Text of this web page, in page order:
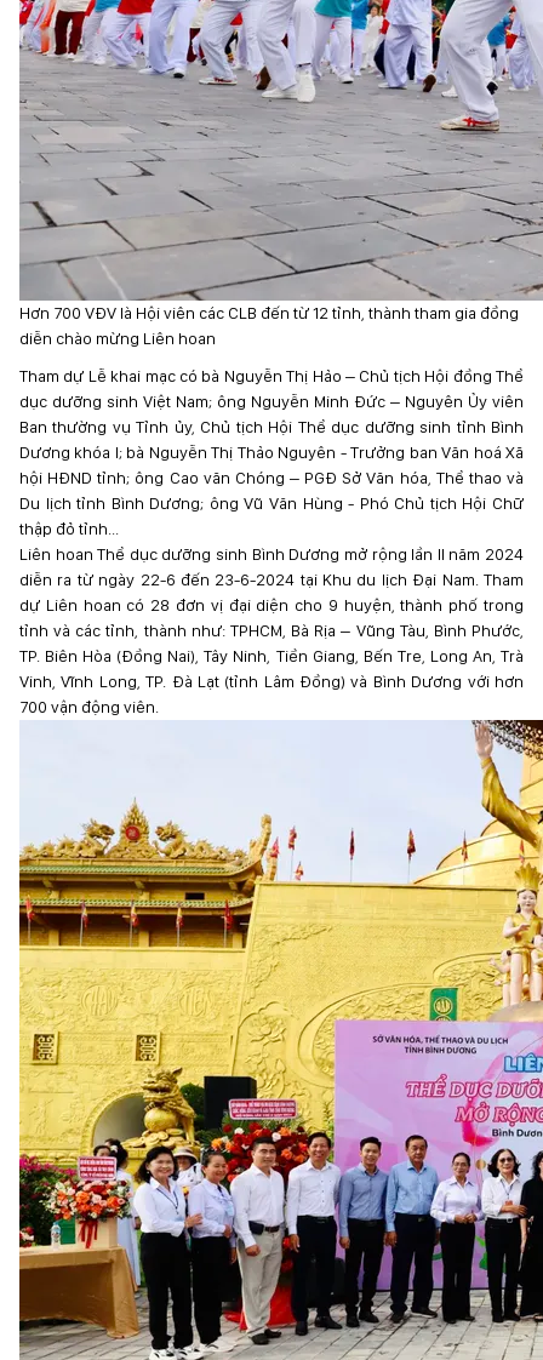
Hơn 700 VĐV là Hội viên các CLB đến từ 12 tỉnh, thành tham gia đồng
diễn chào mừng Liên hoan
Tham dự Lễ khai mạc có bà Nguyễn Thị Hảo – Chủ tịch Hội đồng Thể
dục dưỡng sinh Việt Nam; ông Nguyễn Minh Đức – Nguyên Ủy viên
Ban thường vụ Tỉnh ủy, Chủ tịch Hội Thể dục dưỡng sinh tỉnh Bình
Dương khóa I; bà Nguyễn Thị Thảo Nguyên - Trưởng ban Văn hoá Xã
hội HĐND tỉnh; ông Cao văn Chóng – PGĐ Sở Văn hóa, Thể thao và
Du lịch tỉnh Bình Dương; ông Vũ Văn Hùng - Phó Chủ tịch Hội Chữ
thập đỏ tỉnh...
Liên hoan Thể dục dưỡng sinh Bình Dương mở rộng lần II năm 2024
diễn ra từ ngày 22-6 đến 23-6-2024 tại Khu du lịch Đại Nam. Tham
dự Liên hoan có 28 đơn vị đại diện cho 9 huyện, thành phố trong
tỉnh và các tỉnh, thành như: TPHCM, Bà Rịa – Vũng Tàu, Bình Phước,
TP. Biên Hòa (Đồng Nai), Tây Ninh, Tiền Giang, Bến Tre, Long An, Trà
Vinh, Vĩnh Long, TP. Đà Lạt (tỉnh Lâm Đồng) và Bình Dương với hơn
700 vận động viên.